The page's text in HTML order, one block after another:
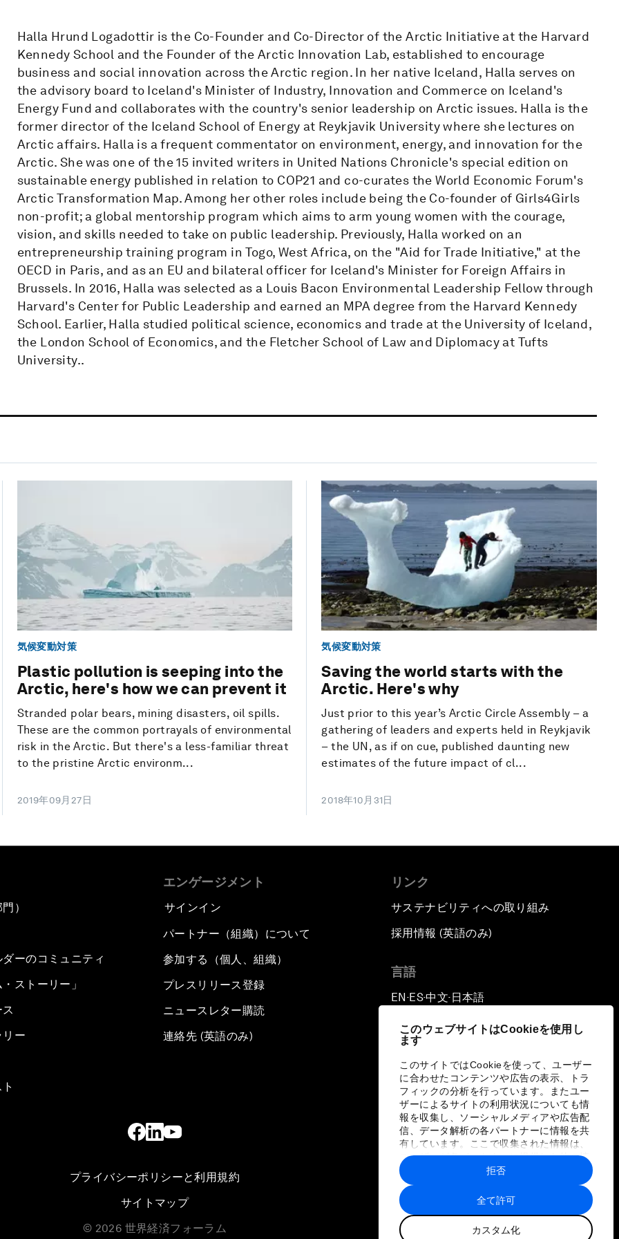
このウェブサイトはCookieを使用し
ます
このサイトではCookieを使って、ユーザー
に合わせたコンテンツや広告の表示、トラ
フィックの分析を行っています。またユー
ザーによるサイトの利用状況についても情
報を収集し、ソーシャルメディアや広告配
信、データ解析の各パートナーに情報を共
有しています。ここで収集された情報は、
ユーザーが各パートナーに提供した他の情
報や各パートナーのサービスを使用した際
に収集された情報と組み合わされ、各パー
トナーによって使用されることがありま
す。
全て許可
カスタム化
拒否
Halla Hrund Logadottir is the Co-Founder and Co-Director of the Arctic Initiative at the Harvard
Kennedy School and the Founder of the Arctic Innovation Lab, established to encourage
business and social innovation across the Arctic region. In her native Iceland, Halla serves on
the advisory board to Iceland's Minister of Industry, Innovation and Commerce on Iceland's
Energy Fund and collaborates with the country's senior leadership on Arctic issues. Halla is the
former director of the Iceland School of Energy at Reykjavik University where she lectures on
Arctic affairs. Halla is a frequent commentator on environment, energy, and innovation for the
Arctic. She was one of the 15 invited writers in United Nations Chronicle's special edition on
sustainable energy published in relation to COP21 and co-curates the World Economic Forum's
Arctic Transformation Map. Among her other roles include being the Co-founder of Girls4Girls
non-profit; a global mentorship program which aims to arm young women with the courage,
vision, and skills needed to take on public leadership. Previously, Halla worked on an
entrepreneurship training program in Togo, West Africa, on the "Aid for Trade Initiative," at the
OECD in Paris, and as an EU and bilateral officer for Iceland's Minister for Foreign Affairs in
Brussels. In 2016, Halla was selected as a Louis Bacon Environmental Leadership Fellow through
Harvard's Center for Public Leadership and earned an MPA degree from the Harvard Kennedy
School. Earlier, Halla studied political science, economics and trade at the University of Iceland,
the London School of Economics, and the Fletcher School of Law and Diplomacy at Tufts
University..
気候変動対策
Plastic pollution is seeping into the
Arctic, here's how we can prevent it
Stranded polar bears, mining disasters, oil spills.
These are the common portrayals of environmental
risk in the Arctic. But there's a less-familiar threat
to the pristine Arctic environm...
2019年09月27日
気候変動対策
Saving the world starts with the
Arctic. Here's why
Just prior to this year’s Arctic Circle Assembly – a
gathering of leaders and experts held in Reykjavik
– the UN, as if on cue, published daunting new
estimates of the future impact of cl...
2018年10月31日
）
ーのコミュニティ
ストーリー」
ー
エンゲージメント
サインイン
パートナー（組織）について
参加する（個人、組織）
プレスリリース登録
ニュースレター購読
連絡先 (英語のみ)
リンク
サステナビリティへの取り組み
採用情報 (英語のみ)
言語
EN ▪ ES▪中文▪ 日本語
プライバシーポリシーと利用規約
サイトマップ
© 2026 世界経済フォーラム